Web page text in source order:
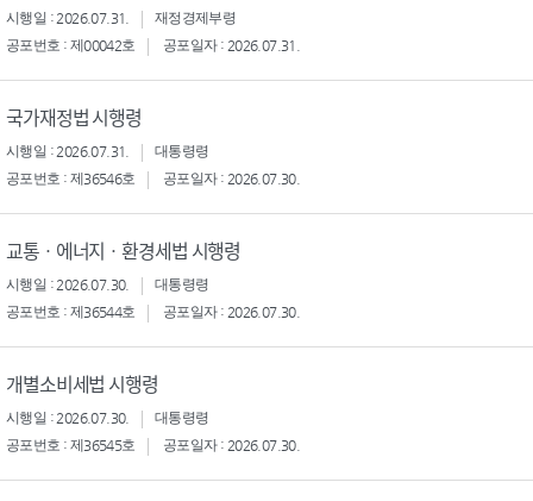
시행일 : 2026.07.31.
재정경제부령
공포번호 : 제00042호
공포일자 : 2026.07.31.
국가재정법 시행령
시행일 : 2026.07.31.
대통령령
공포번호 : 제36546호
공포일자 : 2026.07.30.
교통ㆍ에너지ㆍ환경세법 시행령
시행일 : 2026.07.30.
대통령령
공포번호 : 제36544호
공포일자 : 2026.07.30.
개별소비세법 시행령
시행일 : 2026.07.30.
대통령령
공포번호 : 제36545호
공포일자 : 2026.07.30.